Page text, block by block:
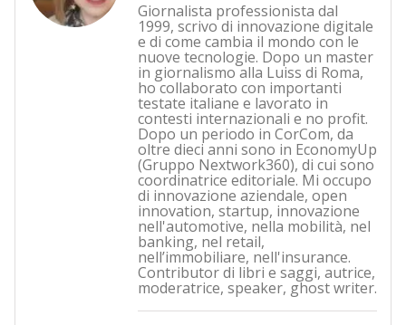
Giornalista professionista dal
1999, scrivo di innovazione digitale
e di come cambia il mondo con le
nuove tecnologie. Dopo un master
in giornalismo alla Luiss di Roma,
ho collaborato con importanti
testate italiane e lavorato in
contesti internazionali e no profit.
Dopo un periodo in CorCom, da
oltre dieci anni sono in EconomyUp
(Gruppo Nextwork360), di cui sono
coordinatrice editoriale. Mi occupo
di innovazione aziendale, open
innovation, startup, innovazione
nell'automotive, nella mobilità, nel
banking, nel retail,
nell’immobiliare, nell'insurance.
Contributor di libri e saggi, autrice,
moderatrice, speaker, ghost writer.